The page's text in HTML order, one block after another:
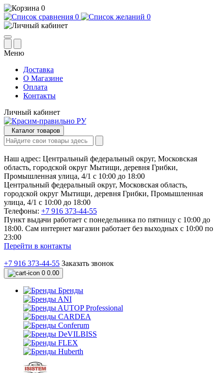
0
0
0
Меню
Доставка
О Магазине
Оплата
Контакты
Личный кабинет
Каталог товаров
Наш адрес: Центральный федеральный округ, Московская
область, городской округ Мытищи, деревня Грибки,
Промышленная улица, 4/1 с 10:00 до 18:00
Центральный федеральный округ, Московская область,
городской округ Мытищи, деревня Грибки, Промышленная
улица, 4/1 с 10:00 до 18:00
Телефоны: +7 916 373-44-55
Пункт выдачи работает с понедельника по пятницу с 10:00 до
18:00. Сам интернет магазин работает без выходных с 10:00 по
23:00
Перейти в контакты
+7 916 373-44-55 Заказать звонок
0 0.00
Бренды
ANI
AUTOP Professional
CARDEA
Conferum
DeVILBISS
FLEX
Huberth